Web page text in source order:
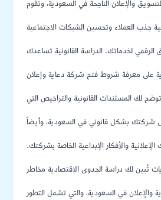
والإعلان الناجحة في السعودية، وتقوم
جذب العملاء وتحسين الشبكات الاجتماعية
الرقمي لخدماتك. الدراسة القانونية تساعدك
على معرفة شروط فتح شركة دعاية وإعلان
لك المستندات القانونية والتراخيص التي
شركتك بشكل قانوني في السعودية، وأيضاً
والأفكار الإبداعية الخاصة بشركتك.
تُبين لك دراسة الجدوى الاقتصادية مخاطر
والإعلان في السعودية، والتي تشمل التطور